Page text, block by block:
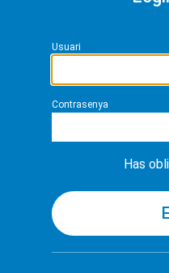
Usuari
Contrasenya
Has